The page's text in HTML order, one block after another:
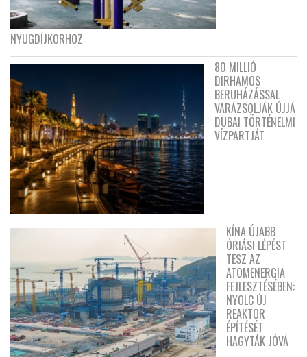
NYUGDÍJKORHOZ
80 MILLIÓ
DIRHAMOS
BERUHÁZÁSSAL
VARÁZSOLJÁK ÚJJÁ
DUBAI TÖRTÉNELMI
VÍZPARTJÁT
KÍNA ÚJABB
ÓRIÁSI LÉPÉST
TESZ AZ
ATOMENERGIA
FEJLESZTÉSÉBEN:
NYOLC ÚJ
REAKTOR
ÉPÍTÉSÉT
HAGYTÁK JÓVÁ